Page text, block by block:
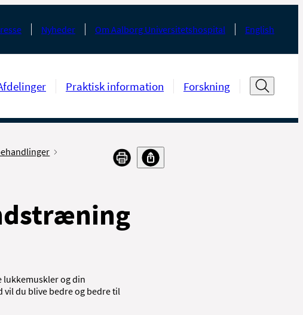
Nyheder Om Aalborg Universitetshospital English
Praktisk information Forskning
lukkemuskler og din
vil du blive bedre og bedre til